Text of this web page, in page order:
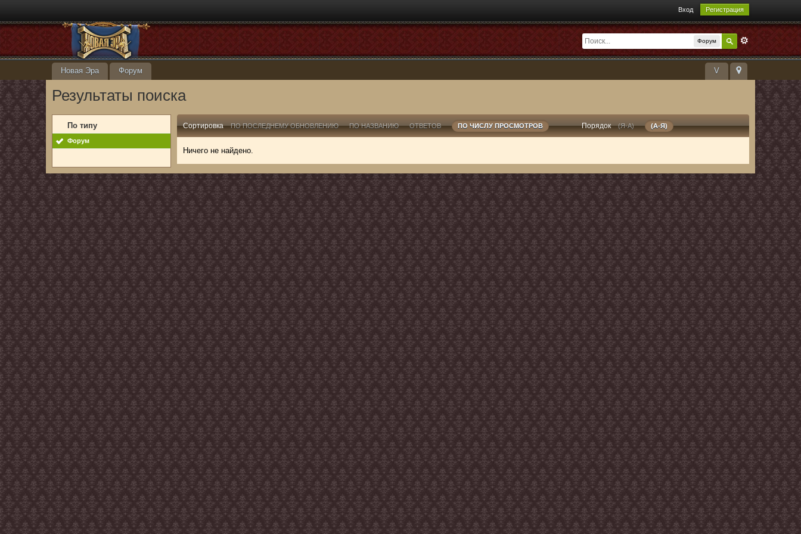
Вход Регистрация
Форум
V
Новая Эра Форум
Результаты поиска
По типу
Форум
Сортировка ПО ПОСЛЕДНЕМУ ОБНОВЛЕНИЮ ПО НАЗВАНИЮ ОТВЕТОВ ПО ЧИСЛУ ПРОСМОТРОВ Порядок (Я-А) (А-Я)
Ничего не найдено.